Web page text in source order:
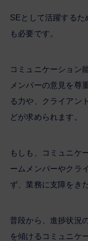
SEとして活躍するた
も必要です。
コミュニケーション
メンバーの意見を尊
る力や、クライアン
どが求められます。
もしも、コミュニケ
ームメンバーやクラ
ず、業務に支障をき
普段から、進捗状況
を傾けるコミュニケ